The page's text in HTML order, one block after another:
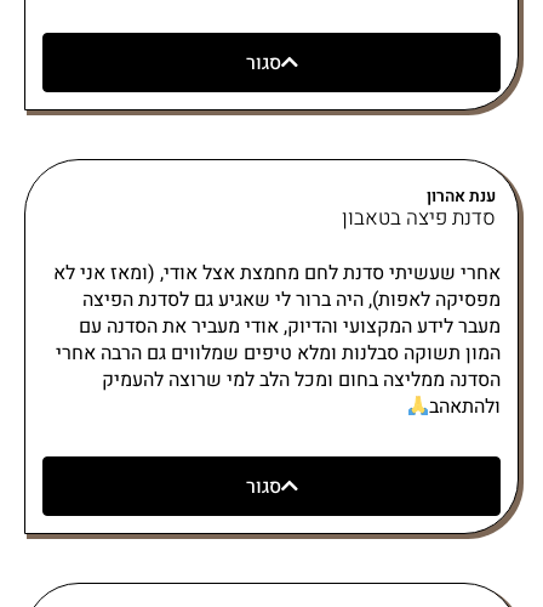
סגור
ענת אהרון
סדנת פיצה בטאבון
אחרי שעשיתי סדנת לחם מחמצת אצל אודי, (ומאז אני לא
מפסיקה לאפות), היה ברור לי שאגיע גם לסדנת הפיצה
מעבר לידע המקצועי והדיוק, אודי מעביר את הסדנה עם
המון תשוקה סבלנות ומלא טיפים שמלווים גם הרבה אחרי
הסדנה ממליצה בחום ומכל הלב למי שרוצה להעמיק
ולהתאהב
סגור